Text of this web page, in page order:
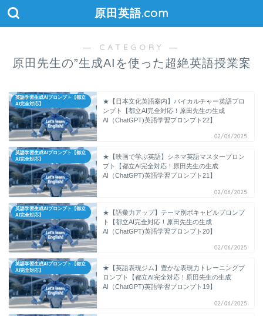
原田英語.com
― CATEGORY ―
原田先生の”生成AIを使った超絶英語授業案
英語学習生成AIプロンプト【都立
AI完全対応】
★【日本文化英語案内】バイカルチャー英語プロ
ンプト【都立AI完全対応！原田先生の生成
AI（ChatGPT)英語学習プロンプト22】
02/06/2025
英語学習生成AIプロンプト【都立
AI完全対応】
★【映画で学ぶ英語】シネマ英語マスタープロン
プト【都立AI完全対応！原田先生の生成
AI（ChatGPT)英語学習プロンプト21】
02/06/2025
英語学習生成AIプロンプト【都立
AI完全対応】
★【語彙力アップ】テーマ別ボキャビルプロンプ
ト【都立AI完全対応！原田先生の生成
AI（ChatGPT)英語学習プロンプト20】
02/06/2025
英語学習生成AIプロンプト【都立
AI完全対応】
★【英語表現ジム】豊かな表現力トレーニングプ
ロンプト【都立AI完全対応！原田先生の生成
AI（ChatGPT)英語学習プロンプト19】
02/06/2025